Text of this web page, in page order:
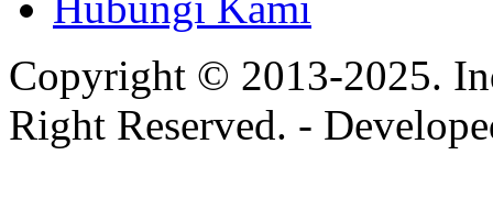
Copyright © 2013-2025.
Right Reserved. -